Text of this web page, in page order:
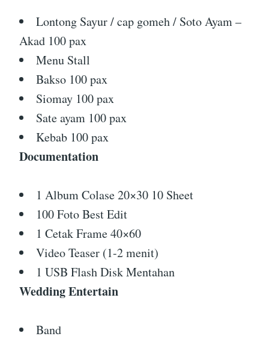
Lontong Sayur / cap gomeh / Soto Ayam –
Akad 100 pax
Menu Stall
Bakso 100 pax
Siomay 100 pax
Sate ayam 100 pax
Kebab 100 pax
Documentation
1 Album Colase 20×30 10 Sheet
100 Foto Best Edit
1 Cetak Frame 40×60
Video Teaser (1-2 menit)
1 USB Flash Disk Mentahan
Wedding Entertain
Band